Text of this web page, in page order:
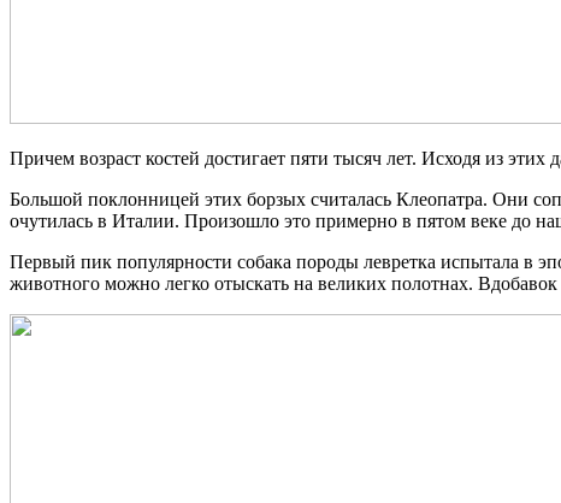
Причем возраст костей достигает пяти тысяч лет. Исходя из
Большой поклонницей этих борзых считалась Клеопатра. Они
очутилась в Италии. Произошло это примерно в пятом веке до
Первый пик популярности собака породы левретка испытала в
животного можно легко отыскать на великих полотнах.